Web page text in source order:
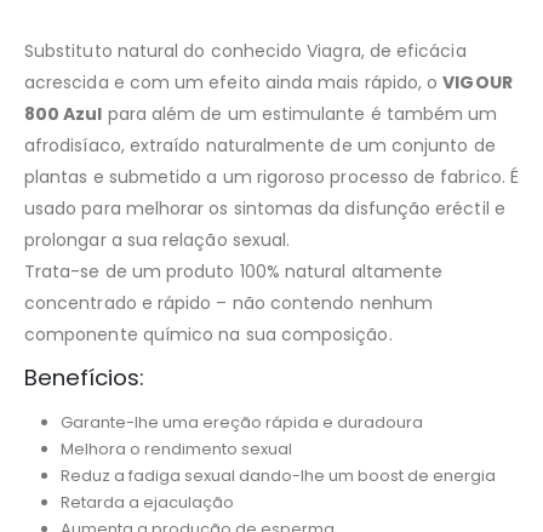
Substituto natural do conhecido Viagra, de eficácia
acrescida e com um efeito ainda mais rápido, oVIGOUR
800 Azul para além de um estimulante é também um
afrodisíaco, extraído naturalmente de um conjunto de
plantas e submetido a um rigoroso processo de fabrico. É
usado para melhorar os sintomas da disfunção eréctil e
prolongar a sua relação sexual.
Trata-se de um produto 100% natural altamente
concentrado e rápido – não contendo nenhum
componente químico na sua composição.
Benefícios:
Garante-lhe uma ereção rápida e duradoura
Melhora o rendimento sexual
Reduz a fadiga sexual dando-lhe um boost de energia
Retarda a ejaculação